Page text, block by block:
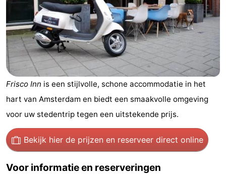
Overnachten
Appartementen
Bed
(&
breakfasts)
Campings
Hotels
Vakantiehuizen
-
Het
-
Frisco Inn is een stijlvolle, schone accommodatie in het
hart van Amsterdam en biedt een smaakvolle omgeving
voor uw stedentrip tegen een uitstekende prijs.
Bekijk hier de prijzen en reserveer direct online
Voor informatie en reserveringen